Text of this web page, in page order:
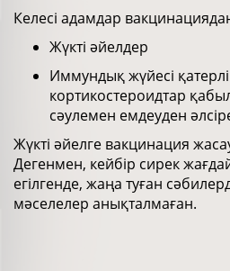
Келесі адамдар
Жүкті әйелдер
Иммундық жүйесі қатерлі
кортикостероидтар
сәулемен емдеуден
Жүкті әйелге вакцинация
Дегенмен, кейбір сирек
егілгенде, жаңа туған
мәселелер анықталмаған.